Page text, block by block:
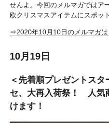
せんよ。今回のメルマガではア
欧クリスマスアイテムにスポッ
⇒2020年10月10日のメルマガは
10月19日
＜先着順プレゼントス
セ、大再入荷祭！ 人気
けます！